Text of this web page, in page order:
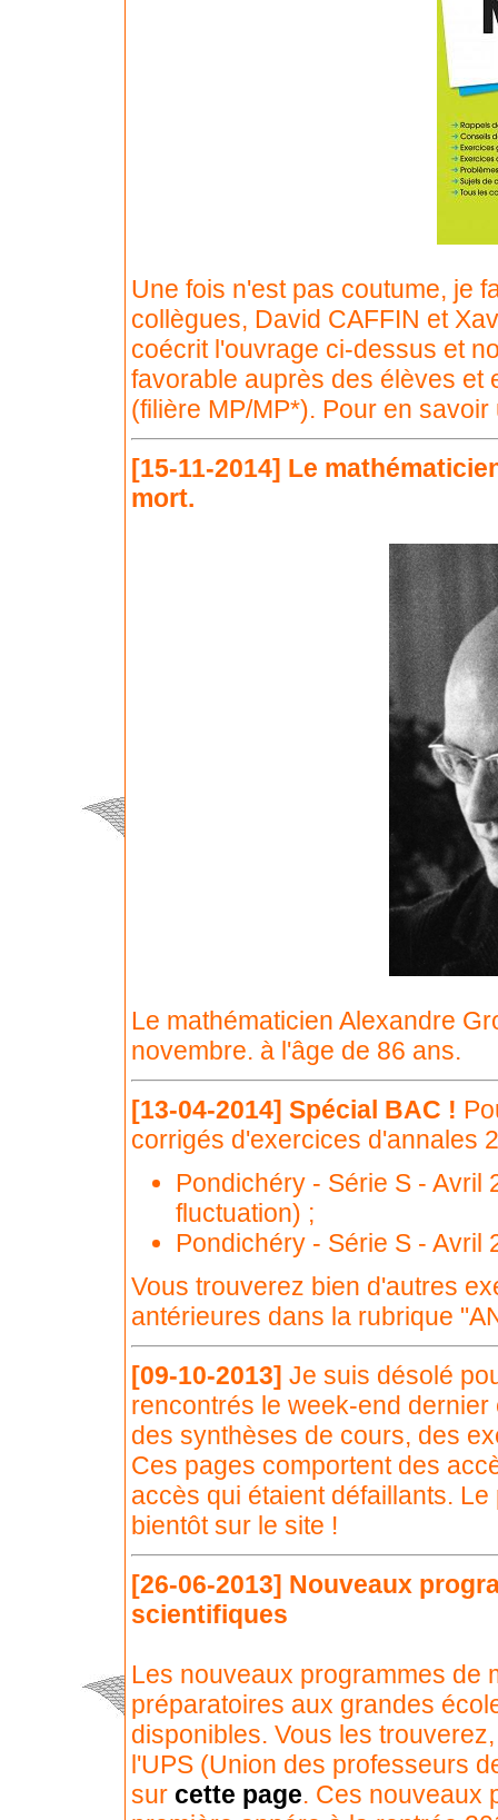
Une fois n'est pas coutume, je
collègues, David CAFFIN et
coécrit l'ouvrage ci-dessus et
favorable auprès des élèves et
(filière MP/MP*). Pour en
[15-11-2014] Le
mort.
Le mathématicien Alexandre
novembre. à l'âge de 86 ans.
[13-04-2014] Spécial BAC !
corrigés d'exercices d'annales
Pondichéry - Série S - Avril
fluctuation) ;
Pondichéry - Série S - Avril
Vous trouverez bien d'autres
antérieures dans la rubrique
[09-10-2013] Je suis désolé
rencontrés le week-end
des synthèses de cours, des
Ces pages comportent des
accès qui étaient défaillants.
bientôt sur le site !
[26-06-2013] Nouveaux
scientifiques
Les nouveaux programmes de
préparatoires aux grandes
disponibles. Vous les
l'UPS (Union des professeurs
sur cette page. Ces nouveaux